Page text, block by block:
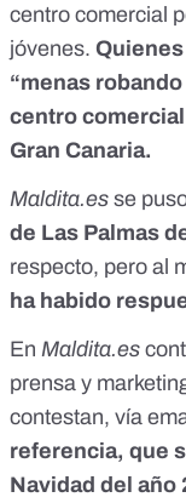
centro comercial
jóvenes.
“menas
centro
Gran Canaria.
Maldita.es se
de Las Palmas
respecto, pero al
ha habido
En Maldita.es
prensa y
contestan, vía
referencia, que
Navidad del año